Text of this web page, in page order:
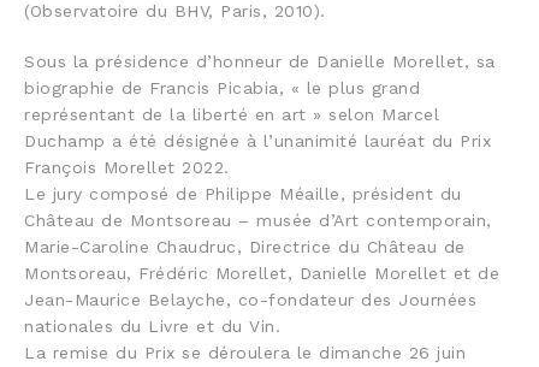
(Observatoire du BHV, Paris, 2010).
Sous la présidence d’honneur de Danielle Morellet, sa
biographie de Francis Picabia, « le plus grand
représentant de la liberté en art » selon Marcel
Duchamp a été désignée à l’unanimité lauréat du Prix
François Morellet 2022.
Le jury composé de Philippe Méaille, président du
Château de Montsoreau – musée d’Art contemporain,
Marie-Caroline Chaudruc, Directrice du Château de
Montsoreau, Frédéric Morellet, Danielle Morellet et de
Jean-Maurice Belayche, co-fondateur des Journées
nationales du Livre et du Vin.
La remise du Prix se déroulera le dimanche 26 juin